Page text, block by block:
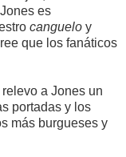
es
canguelo y
que los fanáticos
a Jones un
portadas y los
más burgueses y